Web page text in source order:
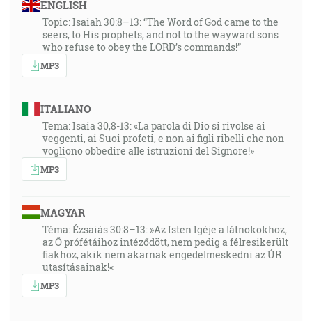
ENGLISH
Topic: Isaiah 30:8–13: “The Word of God came to the
seers, to His prophets, and not to the wayward sons
who refuse to obey the LORD’s commands!”
MP3
ITALIANO
Tema: Isaia 30,8-13: «La parola di Dio si rivolse ai
veggenti, ai Suoi profeti, e non ai figli ribelli che non
vogliono obbedire alle istruzioni del Signore!»
MP3
MAGYAR
Téma: Ézsaiás 30:8–13: »Az Isten Igéje a látnokokhoz,
az Ő prófétáihoz intéződött, nem pedig a félresikerült
fiakhoz, akik nem akarnak engedelmeskedni az ÚR
utasításainak!«
MP3